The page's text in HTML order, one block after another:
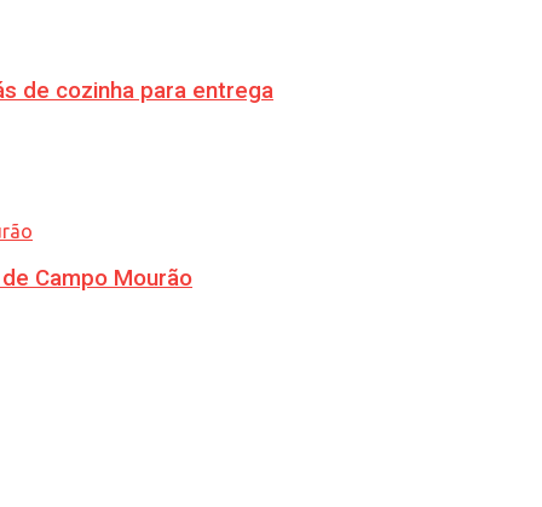
de cozinha para entrega
Campo Mourão